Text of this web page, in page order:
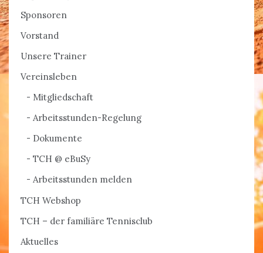
Sponsoren
Vorstand
Unsere Trainer
Vereinsleben
Mitgliedschaft
Arbeitsstunden-Regelung
Dokumente
TCH @ eBuSy
Arbeitsstunden melden
TCH Webshop
TCH – der familiäre Tennisclub
Aktuelles